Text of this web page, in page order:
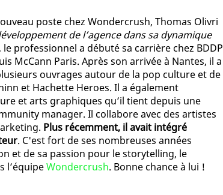
poste chez Wondercrush, Thomas Olivri
de l’agence dans sa dynamique
le professionnel a débuté sa carrière chez BDDP
McCann Paris. Après son arrivée à Nantes, il a
ouvrages autour de la pop culture et de
et Hachette Heroes. Il a également
et arts graphiques qu’il tient depuis une
manager. Il collabore avec des artistes
Plus récemment, il avait intégré
. C'est fort de ses nombreuses années
et de sa passion pour le storytelling, le
l’équipeWondercrush. Bonne chance à lui !